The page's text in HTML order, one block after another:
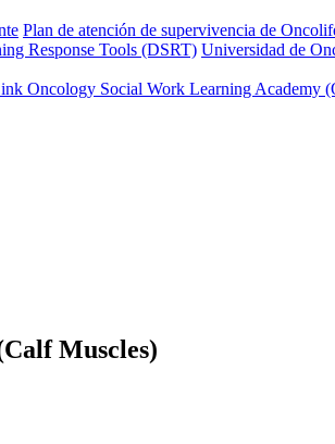
Plan de atención de supervivencia de
Response Tools (DSRT) Universidad de
Oncology Social Work Learning Academy
Muscles)